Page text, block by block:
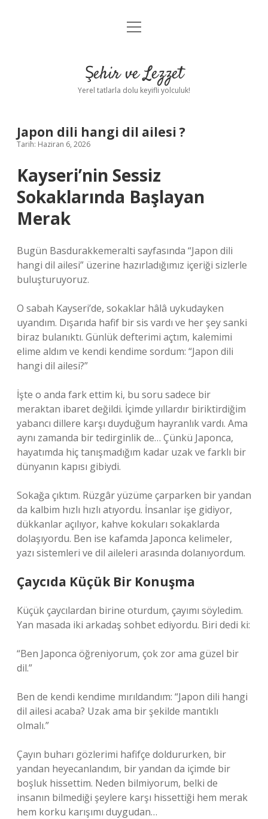
Anasayfa
Yasal Uyarı
menüyü
Şehir ve Lezzet
Yerel tatlarla dolu keyifli yolculuk!
Japon dili hangi dil ailesi ?
Tarih: Haziran 6, 2026
Kayseri’nin Sessiz
Sokaklarında Başlayan
Merak
Bugün Basdurakkemeralti sayfasında “Japon dili
hangi dil ailesi” üzerine hazırladığımız içeriği sizlerle
buluşturuyoruz.
O sabah Kayseri’de, sokaklar hâlâ uykudayken
uyandım. Dışarıda hafif bir sis vardı ve her şey sanki
biraz bulanıktı. Günlük defterimi açtım, kalemimi
elime aldım ve kendi kendime sordum: “Japon dili
hangi dil ailesi?”
İşte o anda fark ettim ki, bu soru sadece bir
meraktan ibaret değildi. İçimde yıllardır biriktirdiğim
yabancı dillere karşı duyduğum hayranlık vardı. Ama
aynı zamanda bir tedirginlik de… Çünkü Japonca,
hayatımda hiç tanışmadığım kadar uzak ve farklı bir
dünyanın kapısı gibiydi.
Sokağa çıktım. Rüzgâr yüzüme çarparken bir yandan
da kalbim hızlı hızlı atıyordu. İnsanlar işe gidiyor,
dükkanlar açılıyor, kahve kokuları sokaklarda
dolaşıyordu. Ben ise kafamda Japonca kelimeler,
yazı sistemleri ve dil aileleri arasında dolanıyordum.
Çaycıda Küçük Bir Konuşma
Küçük çaycılardan birine oturdum, çayımı söyledim.
Yan masada iki arkadaş sohbet ediyordu. Biri dedi ki:
“Ben Japonca öğreniyorum, çok zor ama güzel bir
dil.”
Ben de kendi kendime mırıldandım: “Japon dili hangi
dil ailesi acaba? Uzak ama bir şekilde mantıklı
olmalı.”
Çayın buharı gözlerimi hafifçe doldururken, bir
yandan heyecanlandım, bir yandan da içimde bir
boşluk hissettim. Neden bilmiyorum, belki de
insanın bilmediği şeylere karşı hissettiği hem merak
hem korku karışımı duygudan…